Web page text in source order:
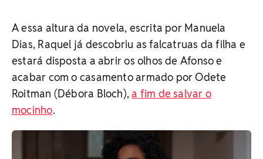
A essa altura da novela, escrita por Manuela
Dias, Raquel já descobriu as falcatruas da filha e
estará disposta a abrir os olhos de Afonso e
acabar com o casamento armado por Odete
Roitman (Débora Bloch),a fim de salvar o
mocinho.